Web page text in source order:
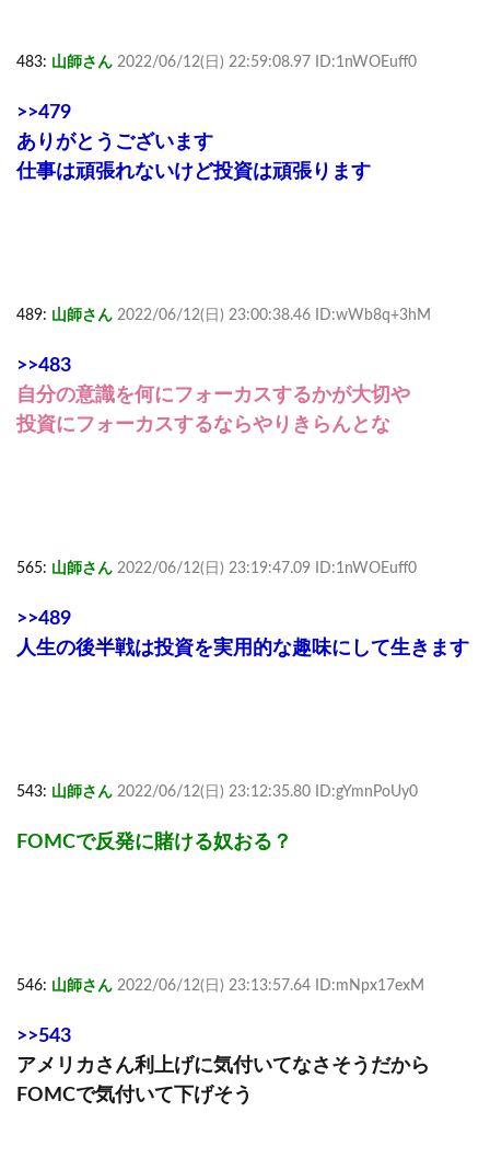
483: 山師さん 2022/06/12(日) 22:59:08.97 ID:1nWOEuff0
>>479
ありがとうございます
仕事は頑張れないけど投資は頑張ります
489: 山師さん 2022/06/12(日) 23:00:38.46 ID:wWb8q+3hM
>>483
自分の意識を何にフォーカスするかが大切や
投資にフォーカスするならやりきらんとな
565: 山師さん 2022/06/12(日) 23:19:47.09 ID:1nWOEuff0
>>489
人生の後半戦は投資を実用的な趣味にして生きます
543: 山師さん 2022/06/12(日) 23:12:35.80 ID:gYmnPoUy0
FOMCで反発に賭ける奴おる？
546: 山師さん 2022/06/12(日) 23:13:57.64 ID:mNpx17exM
>>543
アメリカさん利上げに気付いてなさそうだから
FOMCで気付いて下げそう